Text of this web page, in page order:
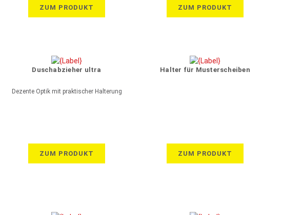
ZUM PRODUKT ZUM PRODUKT
Duschabzieher ultra
Dezente Optik mit praktischer Halterung
ZUM PRODUKT
Halter für Musterscheiben
ZUM PRODUKT